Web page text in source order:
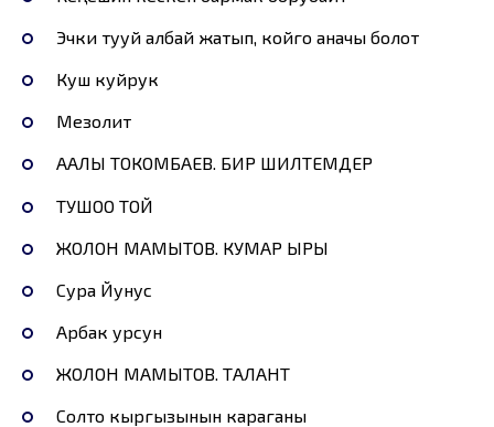
Эчки тууй албай жатып, койго аначы болот
Куш куйрук
Мезолит
ААЛЫ ТОКОМБАЕВ. БИР ШИЛТЕМДЕР
ТУШОО ТОЙ
ЖОЛОН МАМЫТОВ. КУМАР ЫРЫ
Сура Йунус
Арбак урсун
ЖОЛОН МАМЫТОВ. ТАЛАНТ
Солто кыргызынын караганы